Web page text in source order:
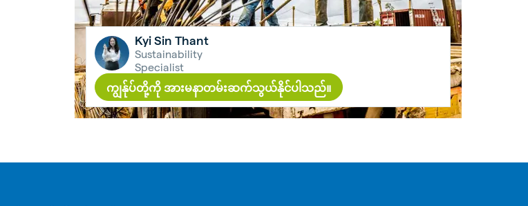
Kyi Sin Thant
Sustainability
Specialist
ကျွန်ုပ်တို့ကို အားမနာတမ်းဆက်သွယ်နိုင်ပါသည်။